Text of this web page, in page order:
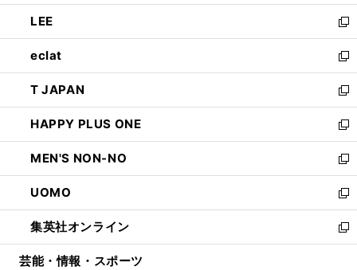
開
く
ウ
で
開
く
ン
ド
ウ
で
開
く
ウ
ィ
ン
ド
ウ
で
開
く
し
い
ウ
ィ
ン
ド
ウ
で
開
く
LEE
新
し
い
ウ
ィ
ン
ド
ウ
で
開
く
eclat
新
し
い
ウ
ィ
ン
ド
ウ
で
開
く
T JAPAN
新
し
い
ウ
ィ
ン
ド
ウ
で
開
HAPPY PLUS ONE
新
し
い
ウ
ィ
ン
ド
ウ
MEN'S NON-NO
新
し
い
ウ
ィ
ン
UOMO
新
し
い
ウ
集英社オンライン
新
し
芸能・情報・スポーツ